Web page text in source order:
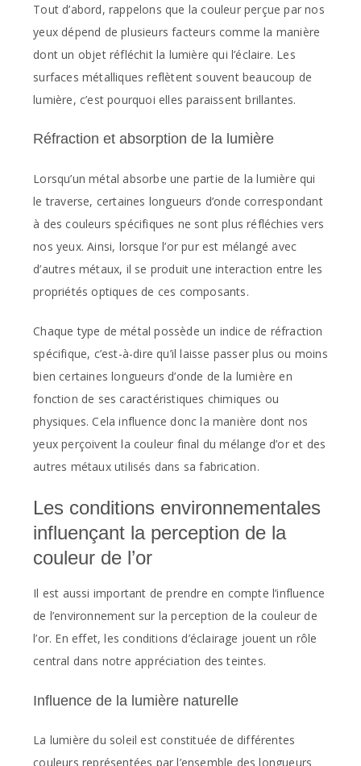
Tout d’abord, rappelons que la couleur perçue par nos
yeux dépend de plusieurs facteurs comme la manière
dont un objet réfléchit la lumière qui l’éclaire. Les
surfaces métalliques reflètent souvent beaucoup de
lumière, c’est pourquoi elles paraissent brillantes.
Réfraction et absorption de la lumière
Lorsqu’un métal absorbe une partie de la lumière qui
le traverse, certaines longueurs d’onde correspondant
à des couleurs spécifiques ne sont plus réfléchies vers
nos yeux. Ainsi, lorsque l’or pur est mélangé avec
d’autres métaux, il se produit une interaction entre les
propriétés optiques de ces composants.
Chaque type de métal possède un indice de réfraction
spécifique, c’est-à-dire qu’il laisse passer plus ou moins
bien certaines longueurs d’onde de la lumière en
fonction de ses caractéristiques chimiques ou
physiques. Cela influence donc la manière dont nos
yeux perçoivent la couleur final du mélange d’or et des
autres métaux utilisés dans sa fabrication.
Les conditions environnementales
influençant la perception de la
couleur de l’or
Il est aussi important de prendre en compte l’influence
de l’environnement sur la perception de la couleur de
l’or. En effet, les conditions d’éclairage jouent un rôle
central dans notre appréciation des teintes.
Influence de la lumière naturelle
La lumière du soleil est constituée de différentes
couleurs représentées par l’ensemble des longueurs